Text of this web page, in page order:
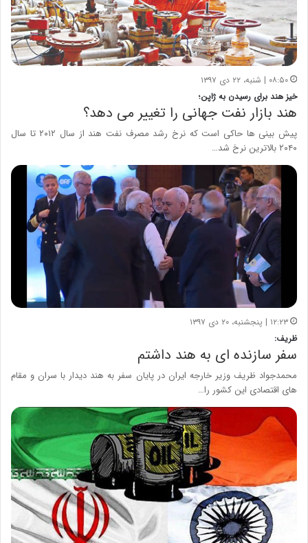
۰۸:۵۰ | شنبه، ۲۲ دی ۱۳۹۷
خیز هند برای رسیدن به ژاپن؛
هند بازار نفت جهانی را تغییر می دهد؟
پیش بینی ها حاکی است که نرخ رشد مصرف نفت هند از سال ۲۰۱۲ تا سال
۲۰۴۰ بالاترین نرخ شد…
۱۲:۲۳ | پنجشنبه، ۲۰ دی ۱۳۹۷
ظریف:
سفر سازنده ای به هند داشتم
محمدجواد ظریف وزیر خارجه ایران در پایان سفر به هند دیدار با سران و مقام
های اقتصادی این کشور را…